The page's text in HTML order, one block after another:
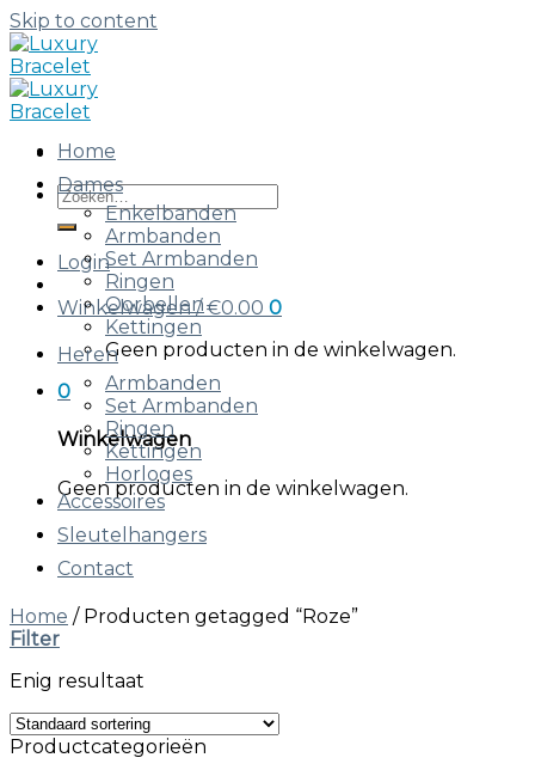
Skip to content
Login
Winkelwagen /€0.00 0
Geen producten in de winkelwagen.
0
Winkelwagen
Geen producten in de winkelwagen.
Home
Dames
Enkelbanden
Armbanden
Set Armbanden
Ringen
Oorbellen
Kettingen
Heren
Armbanden
Set Armbanden
Ringen
Kettingen
Horloges
Accessoires
Sleutelhangers
Contact
Home /Producten getagged “Roze”
Filter
Enig resultaat
Productcategorieën